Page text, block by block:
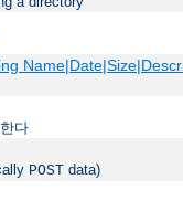
다
POST data)